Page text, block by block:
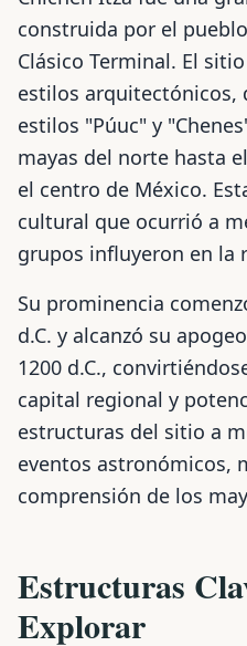
construida por el
Clásico Terminal. El
estilos arquitectónicos,
estilos "Púuc" y
mayas del norte hasta
el centro de México.
cultural que ocurrió a
grupos influyeron en la
Su prominencia
d.C. y alcanzó su
1200 d.C.,
capital regional y
estructuras del sitio a
eventos astronómicos,
comprensión de los
Estructuras
Explorar